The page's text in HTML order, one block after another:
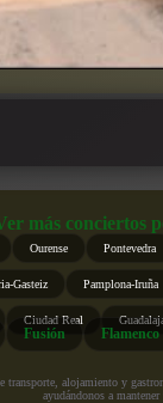
más conciertos
Ourense Pontevedra
Gasteiz Pamplona-Iruña
Ciudad Real
Fusión Flamenco
alojamiento y
ayudándonos a